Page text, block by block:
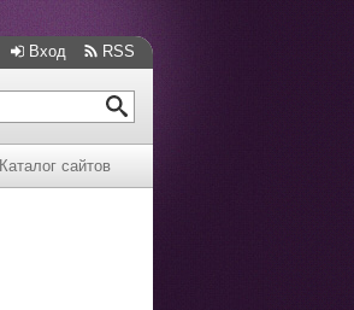
Вход RSS
Каталог сайтов